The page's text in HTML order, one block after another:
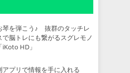
琴を弾こう♪ 抜群のタッチレ
で脳トレにも繋がるスグレモノ
HD」
アプリで情報を手に入れる